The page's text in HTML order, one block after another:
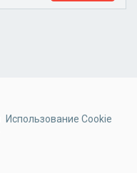
Использование Cookie